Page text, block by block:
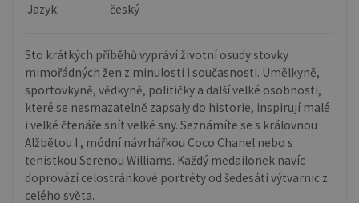
Jazyk:
český
Sto krátkých příběhů vypráví životní osudy stovky
mimořádných žen z minulosti i současnosti. Umělkyně,
sportovkyně, vědkyně, političky a další velké osobnosti,
které se nesmazatelně zapsaly do historie, inspirují malé
i velké čtenáře snít velké sny. Seznámíte se s královnou
Alžbětou I., módní návrhářkou Coco Chanel nebo s
tenistkou Serenou Williams. Každý medailonek navíc
doprovází celostránkové portréty od šedesáti výtvarnic z
celého světa.